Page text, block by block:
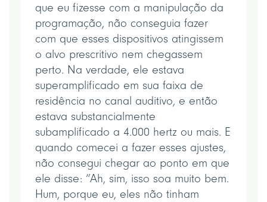
que eu fizesse com a manipulação da
programação, não conseguia fazer
com que esses dispositivos atingissem
o alvo prescritivo nem chegassem
perto. Na verdade, ele estava
superamplificado em sua faixa de
residência no canal auditivo, e então
estava substancialmente
subamplificado a 4.000 hertz ou mais. E
quando comecei a fazer esses ajustes,
não consegui chegar ao ponto em que
ele disse: “Ah, sim, isso soa muito bem.
Hum, porque eu, eles não tinham